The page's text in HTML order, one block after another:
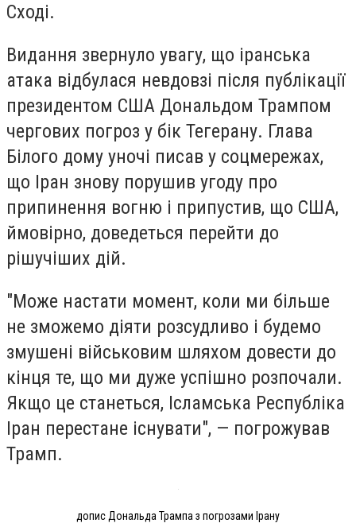
Сході.
Видання звернуло увагу, що іранська
атака відбулася невдовзі після публікації
президентом США Дональдом Трампом
чергових погроз у бік Тегерану. Глава
Білого дому уночі писав у соцмережах,
що Іран знову порушив угоду про
припинення вогню і припустив, що США,
ймовірно, доведеться перейти до
рішучіших дій.
"Може настати момент, коли ми більше
не зможемо діяти розсудливо і будемо
змушені військовим шляхом довести до
кінця те, що ми дуже успішно розпочали.
Якщо це станеться, Ісламська Республіка
Іран перестане існувати", — погрожував
Трамп.
допис Дональда Трампа з погрозами Ірану